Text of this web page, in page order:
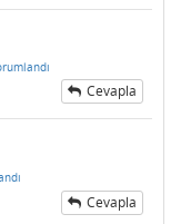
Cevapla
Cevapla